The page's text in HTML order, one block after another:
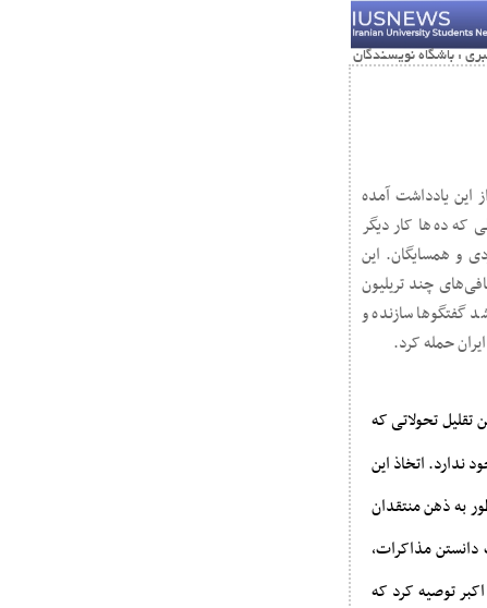
این یادداشت آمده
که ده‌ها کار دیگر
و همسایگان. این
چند تریلیون
می‌شد گفتگوها سازنده و
حمله کرد.
تقلیل تحولاتی که
ندارد. اتخاذ این
به ذهن منتقدان
مذاکرات،
توصیه کرد که